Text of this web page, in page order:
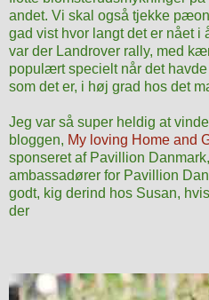
andet. Vi skal også tjekke
gad vist hvor langt det er nået i
var der Landrover rally, med
populært specielt når det
som det er, i høj grad hos det
Jeg var så super heldig at
bloggen, My loving Home and
sponseret af Pavillion
ambassadører for Pavillion
godt, kig derind hos Susan,
der